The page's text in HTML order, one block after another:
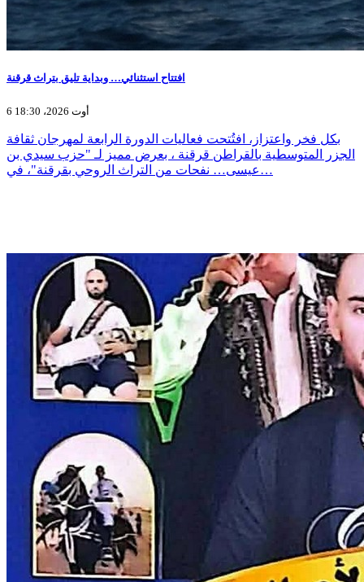
افتتاح استثنائي… وبداية تليق بتراث قرقنة
6 أوت 2026، 18:30
بكل فخر واعتزاز، افتُتحت فعاليات الدورة الرابعة لمهرجان ثقافة
الجزر المتوسطية بالقراطن قرقنة ، بعرض مميز لـ "حزب سيدي بن
عيسى… نفحات من التراث الروحي بقرقنة"، في…